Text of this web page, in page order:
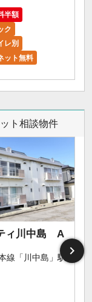
半額
ク
レ別
ット無料
ト相談物件
ィ川中島 A
線「川中島」駅